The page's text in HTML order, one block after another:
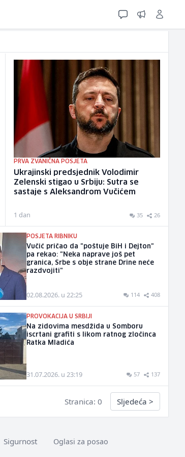
PRVA ZVANIČNA POSJETA
Ukrajinski predsjednik Volodimir
Zelenski stigao u Srbiju: Sutra se
sastaje s Aleksandrom Vučićem
1 dan 35 26
POSJETA RIBNIKU
Vučić pričao da "poštuje BiH i Dejton"
pa rekao: "Neka naprave još pet
granica, Srbe s obje strane Drine neće
razdvojiti"
02.08.2026. u 22:25 114 408
PROVOKACIJA U SRBIJI
Na zidovima mesdžida u Somboru
iscrtani grafiti s likom ratnog zločinca
Ratka Mladića
31.07.2026. u 23:19 57 137
Stranica: 0 Sljedeća >
Sigurnost Oglasi za posao